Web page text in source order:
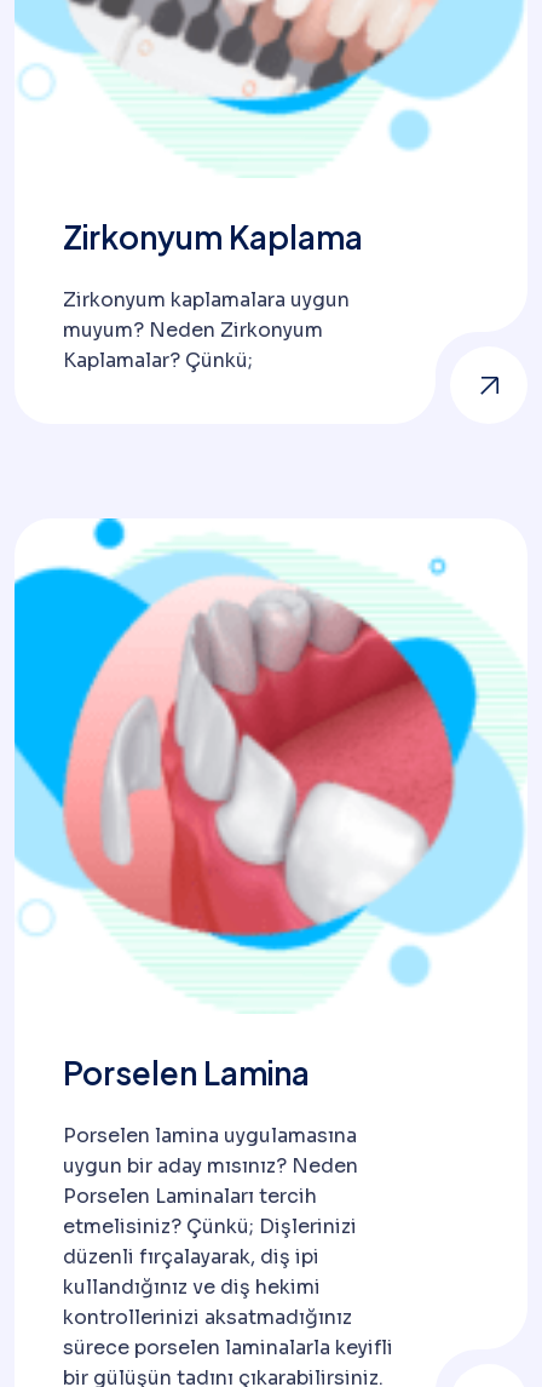
Zirkonyum Kaplama
Zirkonyum kaplamalara uygun
muyum? Neden Zirkonyum
Kaplamalar? Çünkü;
Porselen Lamina
Porselen lamina uygulamasına
uygun bir aday mısınız? Neden
Porselen Laminaları tercih
etmelisiniz? Çünkü; Dişlerinizi
düzenli fırçalayarak, diş ipi
kullandığınız ve diş hekimi
kontrollerinizi aksatmadığınız
sürece porselen laminalarla keyifli
bir gülüşün tadını çıkarabilirsiniz.